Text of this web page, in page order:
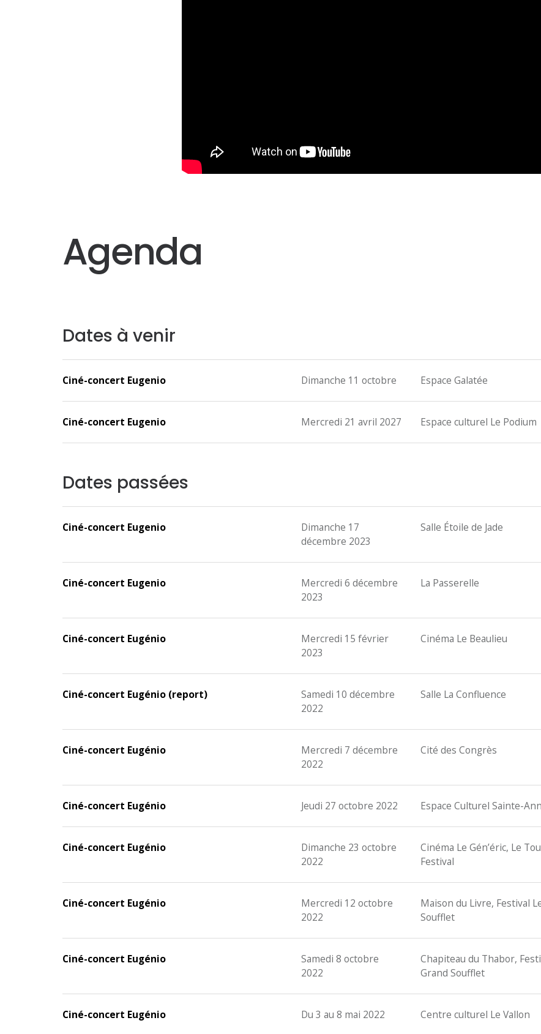
Agenda
Dates à venir
Ciné-concert Eugenio Dimanche 11 octobre Espace Galatée
Ciné-concert Eugenio Mercredi 21 avril 2027 Espace culturel Le Podium
Dates passées
Ciné-concert Eugenio
Dimanche 17
décembre 2023
Salle Étoile de Jade
Ciné-concert Eugenio
Mercredi 6 décembre
2023
La Passerelle
Ciné-concert Eugénio
Mercredi 15 février
2023
Cinéma Le Beaulieu
Ciné-concert Eugénio (report)
Samedi 10 décembre
2022
Salle La Confluence
Ciné-concert Eugénio
Mercredi 7 décembre
2022
Cité des Congrès
Ciné-concert Eugénio Jeudi 27 octobre 2022 Espace Culturel Sainte-
Ciné-concert Eugénio
Dimanche 23 octobre
2022
Cinéma Le Gén’éric, Le
Festival
Ciné-concert Eugénio
Mercredi 12 octobre
2022
Maison du Livre, Festival
Soufflet
Ciné-concert Eugénio
Samedi 8 octobre
2022
Chapiteau du Thabor,
Grand Soufflet
Ciné-concert Eugénio Du 3 au 8 mai 2022 Centre culturel Le Vallon